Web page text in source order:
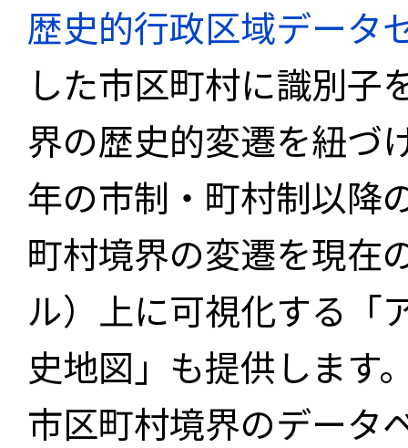
歴史的行政区域データ
した市区町村に識別子
界の歴史的変遷を紐づ
年の市制・町村制以降
町村境界の変遷を現在
ル）上に可視化する「
史地図」も提供します
市区町村境界のデータ